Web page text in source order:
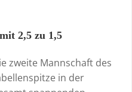
2,5 zu 1,5
zweite Mannschaft des
in der